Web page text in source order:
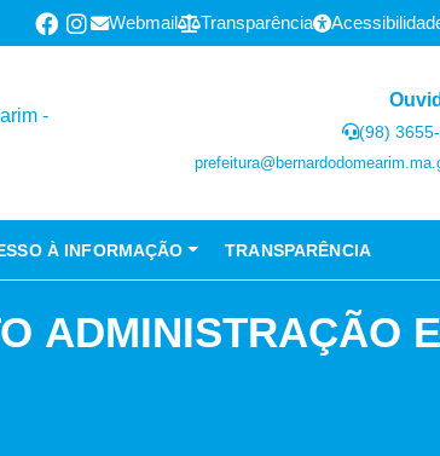
Webmail Transparência
(98)
À INFORMAÇÃO TRANSPARÊNCIA
ADMINISTRAÇÃO E